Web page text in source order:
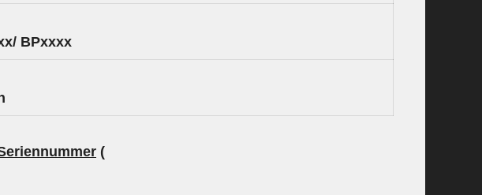
BPxxxx
(